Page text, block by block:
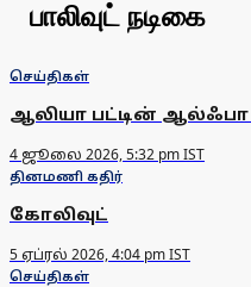
பாலிவுட் நடிகை
செய்திகள்
ஆலியா பட்டின்
4 ஜூலை 2026, 5:32 pm IST
தினமணி கதிர்
கோலிவுட்
5 ஏப்ரல் 2026, 4:04 pm IST
செய்திகள்